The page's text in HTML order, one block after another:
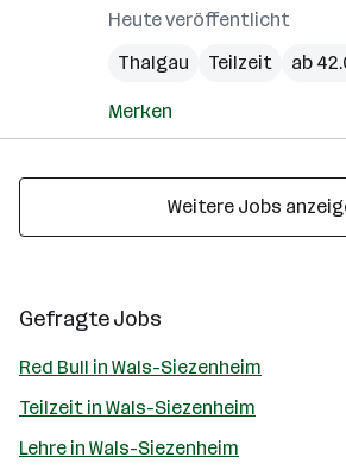
Heute veröffentlicht
Thalgau
Teilzeit ab
Merken
Weitere Jobs
Gefragte Jobs
Red Bull in Wals-Siezenheim
Teilzeit in Wals-Siezenheim
Lehre in Wals-Siezenheim